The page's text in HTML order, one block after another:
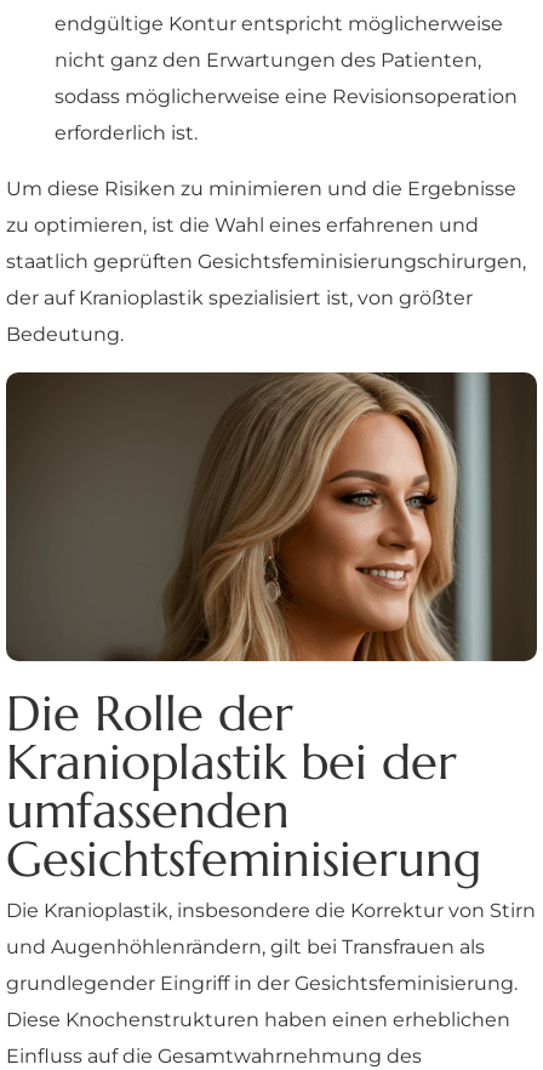
endgültige Kontur entspricht möglicherweise
nicht ganz den Erwartungen des Patienten,
sodass möglicherweise eine Revisionsoperation
erforderlich ist.
Um diese Risiken zu minimieren und die Ergebnisse
zu optimieren, ist die Wahl eines erfahrenen und
staatlich geprüften Gesichtsfeminisierungschirurgen,
der auf Kranioplastik spezialisiert ist, von größter
Bedeutung.
Die Rolle der
Kranioplastik bei der
umfassenden
Gesichtsfeminisierung
Die Kranioplastik, insbesondere die Korrektur von Stirn
und Augenhöhlenrändern, gilt bei Transfrauen als
grundlegender Eingriff in der Gesichtsfeminisierung.
Diese Knochenstrukturen haben einen erheblichen
Einfluss auf die Gesamtwahrnehmung des